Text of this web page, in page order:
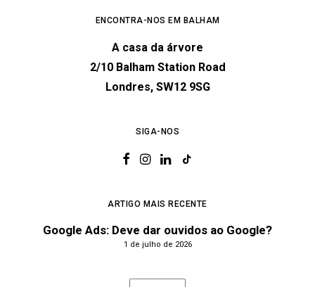
ENCONTRA-NOS EM BALHAM
A casa da árvore
2/10 Balham Station Road
Londres, SW12 9SG
SIGA-NOS
ARTIGO MAIS RECENTE
Google Ads: Deve dar ouvidos ao Google?
1 de julho de 2026